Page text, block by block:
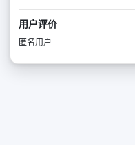
用户评价
匿名用户